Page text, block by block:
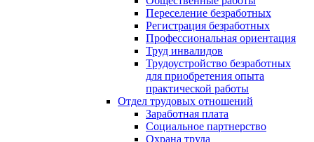
Переселение безработных
Регистрация безработных
Профессиональная ориентация
Труд инвалидов
Трудоустройство безработных
для приобретения опыта
практической работы
Отдел трудовых отношений
Заработная плата
Социальное партнерство
Охрана труда